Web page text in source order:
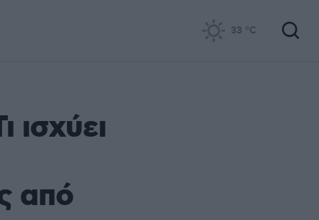
33 °C
ισχύει
από